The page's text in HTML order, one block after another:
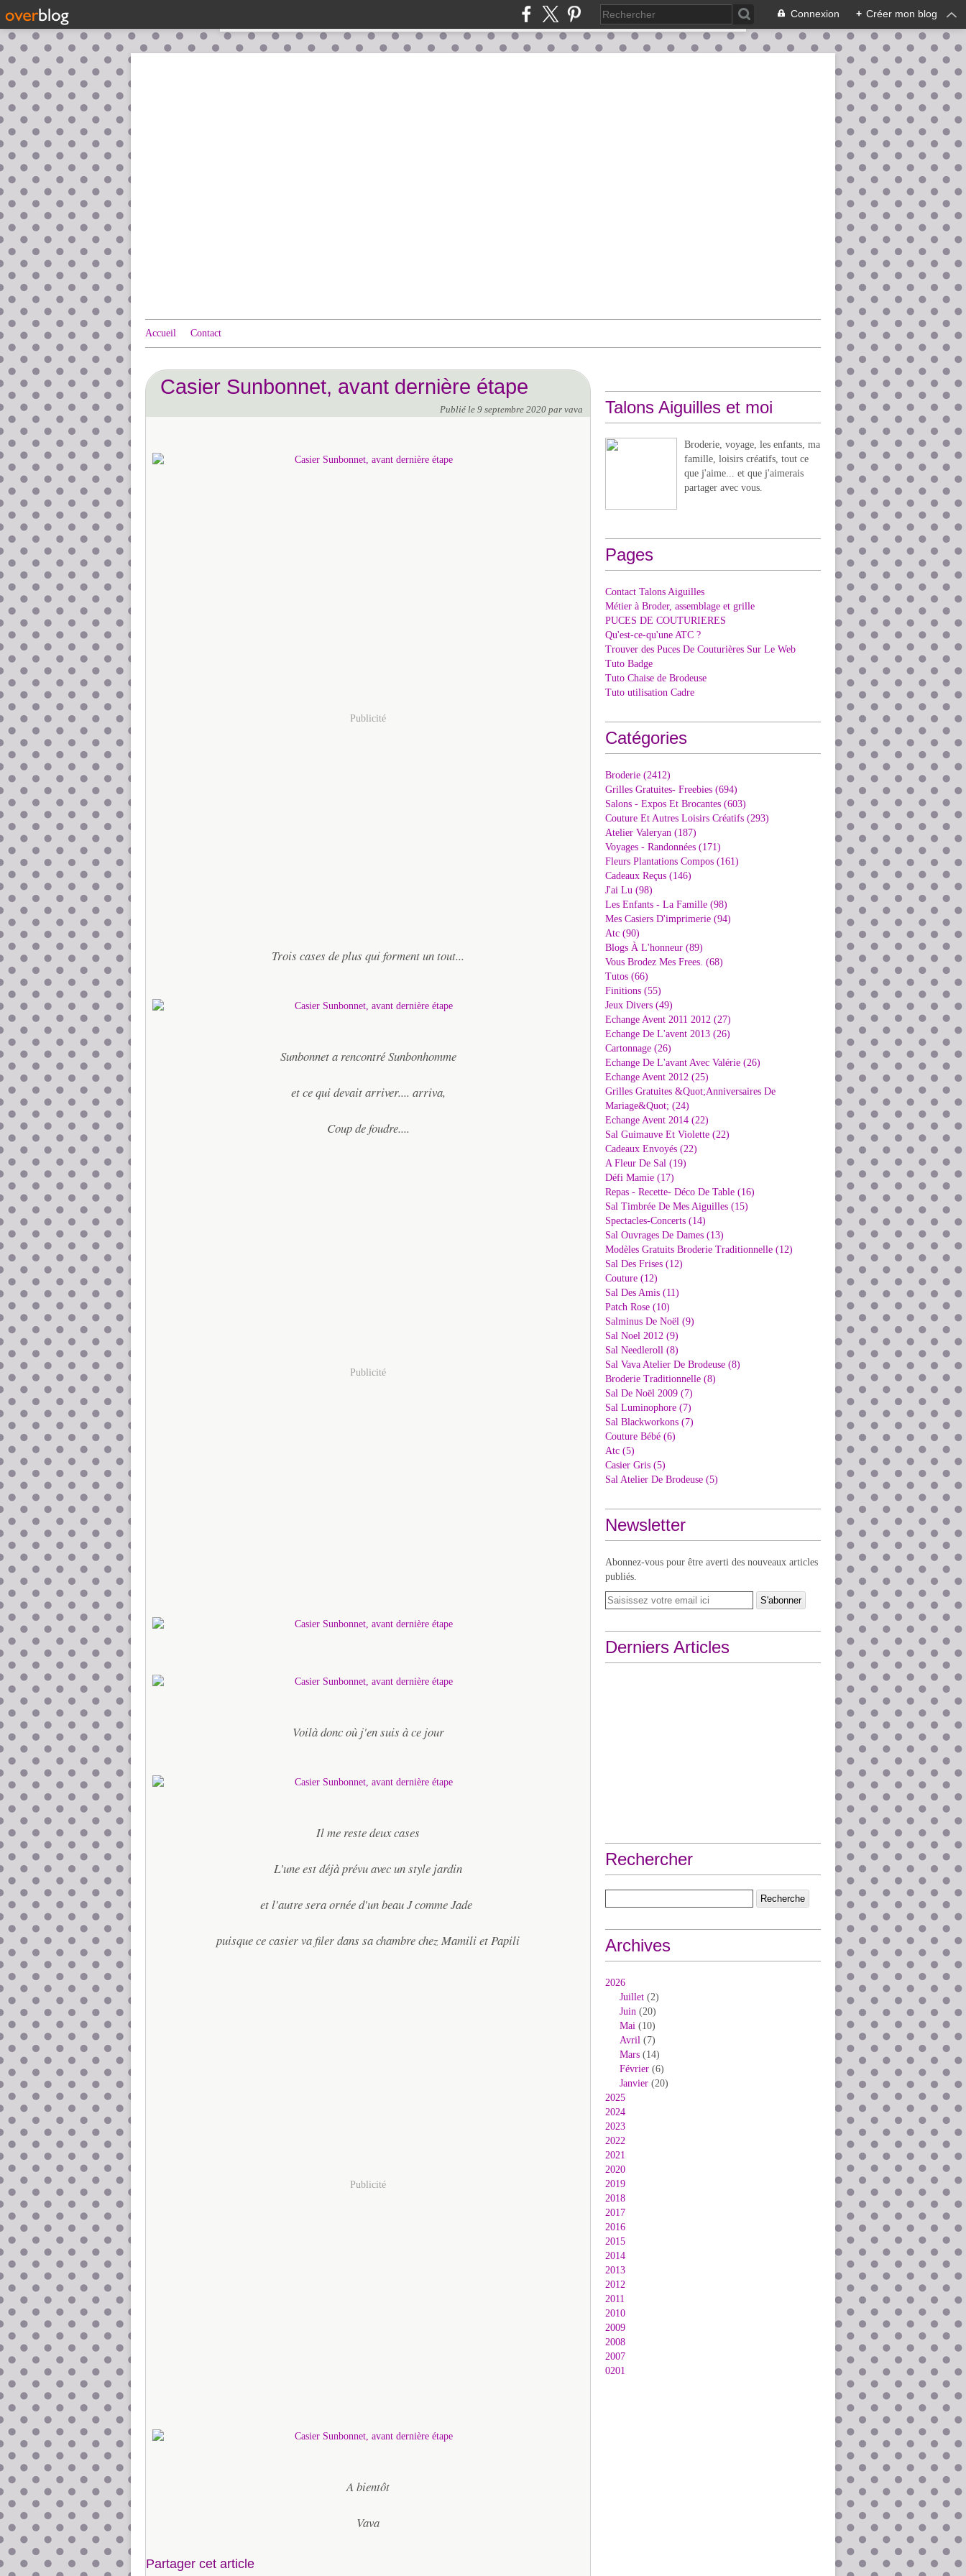
Connexion + Créer mon blog
Accueil Contact
Casier Sunbonnet, avant dernière étape
Publié le 9 septembre 2020 par vava
Publicité
Trois cases de plus qui forment un tout...
Sunbonnet a rencontré Sunbonhomme
et ce qui devait arriver.... arriva,
Coup de foudre....
Publicité
Voilà donc où j'en suis à ce jour
Il me reste deux cases
L'une est déjà prévu avec un style jardin
et l'autre sera ornée d'un beau J comme Jade
puisque ce casier va filer dans sa chambre chez Mamili et Papili
Publicité
A bientôt
Vava
Partager cet article
Talons Aiguilles et moi
Broderie, voyage, les enfants, ma
famille, loisirs créatifs, tout ce
que j'aime... et que j'aimerais
partager avec vous.
Pages
Contact Talons Aiguilles
Métier à Broder, assemblage et grille
PUCES DE COUTURIERES
Qu'est-ce-qu'une ATC ?
Trouver des Puces De Couturières Sur Le Web
Tuto Badge
Tuto Chaise de Brodeuse
Tuto utilisation Cadre
Catégories
Broderie (2412)
Grilles Gratuites- Freebies (694)
Salons - Expos Et Brocantes (603)
Couture Et Autres Loisirs Créatifs (293)
Atelier Valeryan (187)
Voyages - Randonnées (171)
Fleurs Plantations Compos (161)
Cadeaux Reçus (146)
J'ai Lu (98)
Les Enfants - La Famille (98)
Mes Casiers D'imprimerie (94)
Atc (90)
Blogs À L'honneur (89)
Vous Brodez Mes Frees. (68)
Tutos (66)
Finitions (55)
Jeux Divers (49)
Echange Avent 2011 2012 (27)
Echange De L'avent 2013 (26)
Cartonnage (26)
Echange De L'avant Avec Valérie (26)
Echange Avent 2012 (25)
Grilles Gratuites &Quot;Anniversaires De
Mariage&Quot; (24)
Echange Avent 2014 (22)
Sal Guimauve Et Violette (22)
Cadeaux Envoyés (22)
A Fleur De Sal (19)
Défi Mamie (17)
Repas - Recette- Déco De Table (16)
Sal Timbrée De Mes Aiguilles (15)
Spectacles-Concerts (14)
Sal Ouvrages De Dames (13)
Modèles Gratuits Broderie Traditionnelle (12)
Sal Des Frises (12)
Couture (12)
Sal Des Amis (11)
Patch Rose (10)
Salminus De Noël (9)
Sal Noel 2012 (9)
Sal Needleroll (8)
Sal Vava Atelier De Brodeuse (8)
Broderie Traditionnelle (8)
Sal De Noël 2009 (7)
Sal Luminophore (7)
Sal Blackworkons (7)
Couture Bébé (6)
Atc (5)
Casier Gris (5)
Sal Atelier De Brodeuse (5)
Newsletter
Abonnez-vous pour être averti des nouveaux articles
publiés.
Derniers Articles
Rechercher
Archives
2026
Juillet (2)
Juin (20)
Mai (10)
Avril (7)
Mars (14)
Février (6)
Janvier (20)
2025
2024
2023
2022
2021
2020
2019
2018
2017
2016
2015
2014
2013
2012
2011
2010
2009
2008
2007
0201